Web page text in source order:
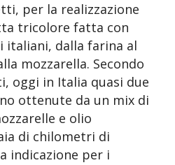
per la realizzazione
tricolore fatta con
dalla farina al
mozzarella. Secondo
oggi in Italia quasi due
ottenute da un mix di
e olio
di chilometri di
indicazione per i